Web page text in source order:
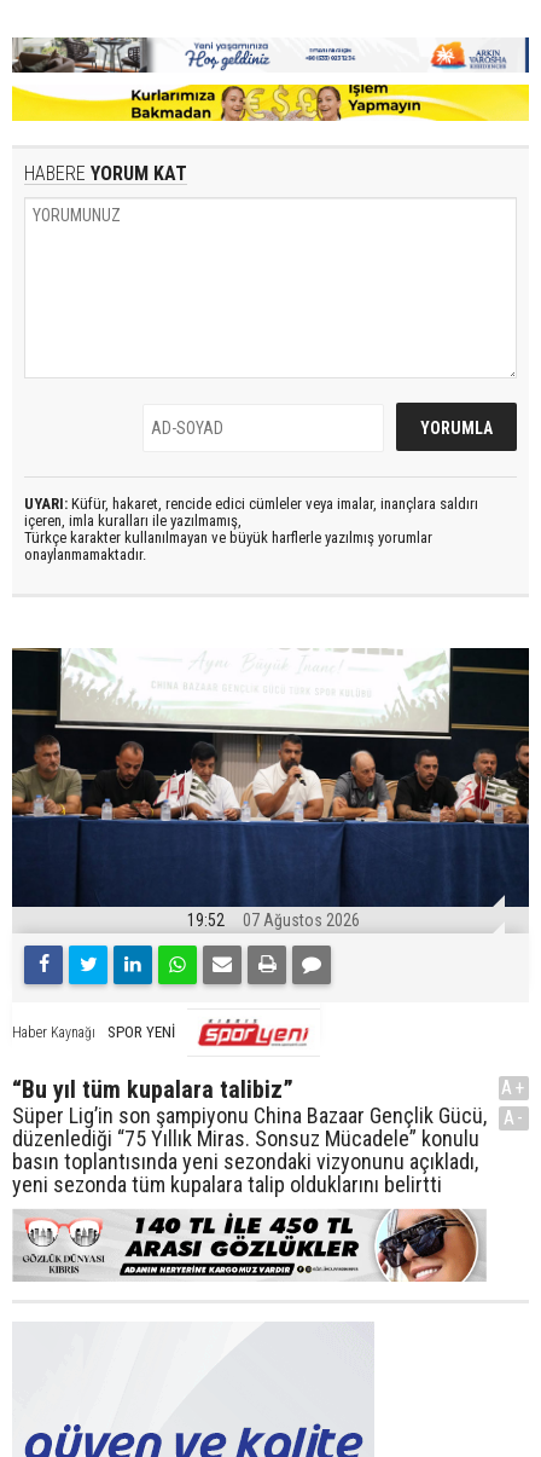
HABERE YORUM KAT
UYARI: Küfür, hakaret, rencide edici cümleler veya imalar, inançlara saldırı
içeren, imla kuralları ile yazılmamış,
Türkçe karakter kullanılmayan ve büyük harflerle yazılmış yorumlar
onaylanmamaktadır.
19:52 07 Ağustos 2026
Haber Kaynağı SPOR YENİ
“Bu yıl tüm kupalara talibiz”
Süper Lig’in son şampiyonu China Bazaar Gençlik Gücü,
düzenlediği “75 Yıllık Miras. Sonsuz Mücadele” konulu
basın toplantısında yeni sezondaki vizyonunu açıkladı,
yeni sezonda tüm kupalara talip olduklarını belirtti
A+
A-